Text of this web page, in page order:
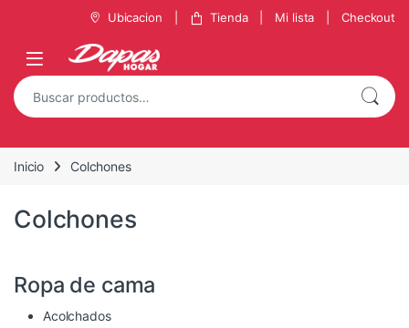
Ubicacion Tienda Mi lista Checkout
Inicio Colchones
Colchones
Ropa de cama
Acolchados